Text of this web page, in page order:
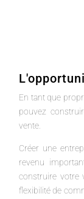
En tant que
pouvez
vente.
Créer une
revenu
construire votre
flexibilité de